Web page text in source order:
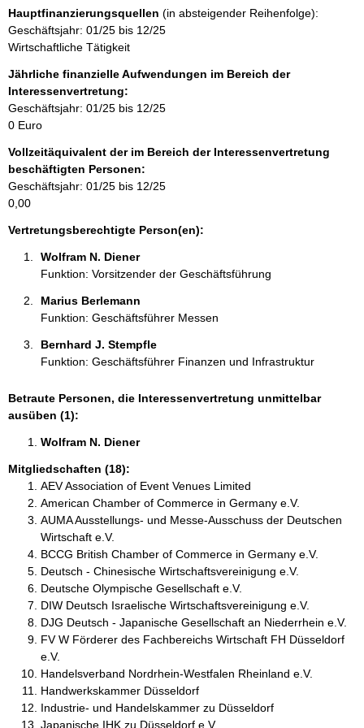
m
a
t
o
n
e
n
:
et
a
k
t
i
n
f
r
m
a
t
i
Hauptfinanzierungsquellen (in absteigender Reihenfolge):
Geschäftsjahr: 01/25 bis 12/25
Wirtschaftliche Tätigkeit
Jährliche finanzielle Aufwendungen im Bereich der
Interessenvertretung:
Geschäftsjahr: 01/25 bis 12/25
0 Euro
Vollzeitäquivalent der im Bereich der Interessenvertretung
beschäftigten Personen:
Geschäftsjahr: 01/25 bis 12/25
0,00
Vertretungsberechtigte Person(en):
Wolfram N. Diener
Funktion: Vorsitzender der Geschäftsführung
Marius Berlemann
Funktion: Geschäftsführer Messen
Bernhard J. Stempfle
Funktion: Geschäftsführer Finanzen und Infrastruktur
Betraute Personen, die Interessenvertretung unmittelbar
ausüben (1):
Wolfram N. Diener
Mitgliedschaften (18):
AEV Association of Event Venues Limited
American Chamber of Commerce in Germany e.V.
AUMA Ausstellungs- und Messe-Ausschuss der Deutschen
Wirtschaft e.V.
BCCG British Chamber of Commerce in Germany e.V.
Deutsch - Chinesische Wirtschaftsvereinigung e.V.
Deutsche Olympische Gesellschaft e.V.
DIW Deutsch Israelische Wirtschaftsvereinigung e.V.
DJG Deutsch - Japanische Gesellschaft an Niederrhein e.V.
FV W Förderer des Fachbereichs Wirtschaft FH Düsseldorf
e.V.
Handelsverband Nordrhein-Westfalen Rheinland e.V.
Handwerkskammer Düsseldorf
Industrie- und Handelskammer zu Düsseldorf
Japanische IHK zu Düsseldorf e.V.